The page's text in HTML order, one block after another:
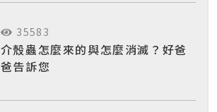
35583
介殼蟲怎麼來的與怎麼消滅？好爸
爸告訴您